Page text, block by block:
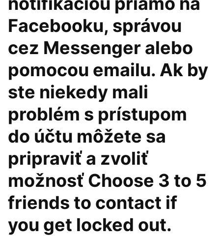
Facebooku, správou
cez Messenger alebo
pomocou emailu. Ak by
ste niekedy mali
problém s prístupom
do účtu môžete sa
pripraviť a zvoliť
možnosť Choose 3 to 5
friends to contact if
you get locked out.